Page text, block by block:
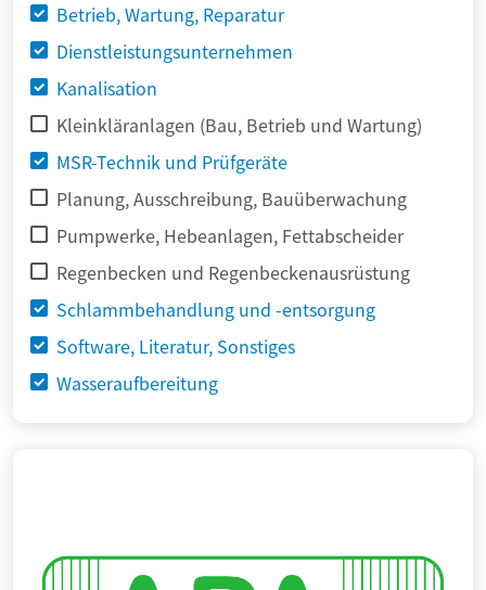
Betrieb, Wartung, Reparatur
Dienstleistungsunternehmen
Kanalisation
Kleinkläranlagen (Bau, Betrieb und Wartung)
MSR-Technik und Prüfgeräte
Planung, Ausschreibung, Bauüberwachung
Pumpwerke, Hebeanlagen, Fettabscheider
Regenbecken und Regenbeckenausrüstung
Schlammbehandlung und -entsorgung
Software, Literatur, Sonstiges
Wasseraufbereitung